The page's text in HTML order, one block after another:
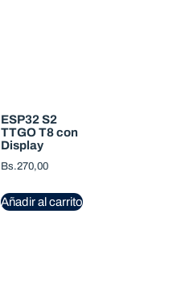
ESP32 S2
TTGO T8 con
Display
Bs.270,00
Añadir al carrito